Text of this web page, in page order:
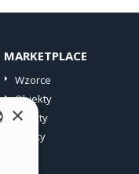
MARKETPLACE
Wzorce
Obiekty
Punkty
Oferty
×